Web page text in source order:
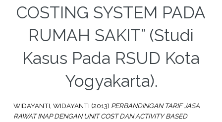
COSTING SYSTEM PADA
RUMAH SAKIT” (Studi
Kasus Pada RSUD Kota
Yogyakarta).
WIDAYANTI, WIDAYANTI (2013) PERBANDINGAN TARIF JASA
RAWAT INAP DENGAN UNIT COST DAN ACTIVITY BASED